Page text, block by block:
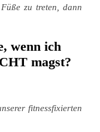
zu treten, dann
wenn ich
magst?
fitnessfixierten